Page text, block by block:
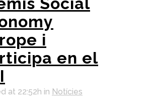
i
en el
at 22:52h in Notícies